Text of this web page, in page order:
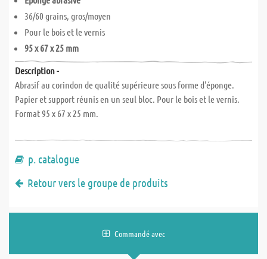
36/60 grains, gros/moyen
Pour le bois et le vernis
95 x 67 x 25 mm
Description -
Abrasif au corindon de qualité supérieure sous forme d'éponge.
Papier et support réunis en un seul bloc. Pour le bois et le vernis.
Format 95 x 67 x 25 mm.
p. catalogue
Retour vers le groupe de produits
Commandé avec